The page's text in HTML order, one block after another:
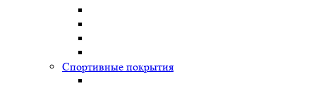
Спортивные покрытия